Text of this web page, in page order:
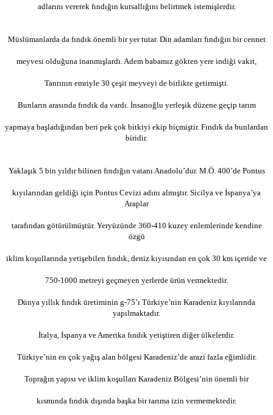
adlarını vererek fındığın kutsallığını belirtmek istemişlerdir.
Müslümanlarda da fındık önemli bir yer tutar. Din adamları fındığın bir cennet
meyvesi olduğuna inanmışlardı. Adem babamız gökten yere indiği vakit,
Tanrının emriyle 30 çeşit meyveyi de birlikte getirmişti.
Bunların arasında fındık da vardı. İnsanoğlu yerleşik düzene geçip tarım
yapmaya başladığından beri pek çok bitkiyi ekip biçmiştir. Fındık da bunlardan
biridir.
Yaklaşık 5 bin yıldır bilinen fındığın vatanı Anadolu’dur. M.Ö. 400’de Pontus
kıyılarından geldiği için Pontus Cevizi adını almıştır. Sicilya ve İspanya’ya
Araplar
tarafından götürülmüştür. Yeryüzünde 360-410 kuzey enlemlerinde kendine
özgü
iklim koşullarında yetişebilen fındık, deniz kıyısından en çok 30 km içeride ve
750-1000 metreyi geçmeyen yerlerde ürün vermektedir.
Dünya yıllık fındık üretiminin g-75’ı Türkiye’nin Karadeniz kıyılarında
yapılmaktadır.
İtalya, İspanya ve Amerika fındık yetiştiren diğer ülkelerdir.
Türkiye’nin en çok yağış alan bölgesi Karadeniz’de arazi fazla eğimlidir.
Toprağın yapısı ve iklim koşulları Karadeniz Bölgesi’nin önemli bir
kısmında fındık dışında başka bir tarıma izin vermemektedir.